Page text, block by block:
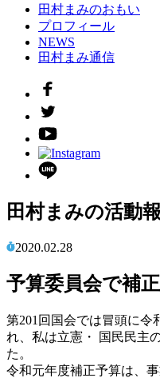
田村まみのおもい
プロフィール
NEWS
田村まみ通信
田村まみの活動
2020.02.28
予算委員会で補
第201回国会では冒頭に令
れ、私は立憲・ 国民民主
た。
令和元年度補正予算は、